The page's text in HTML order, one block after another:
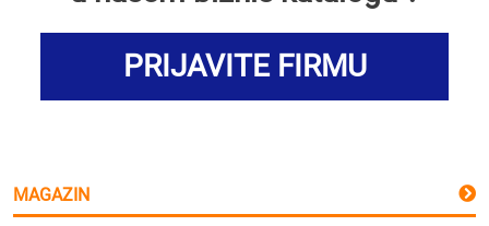
PRIJAVITE FIRMU
MAGAZIN